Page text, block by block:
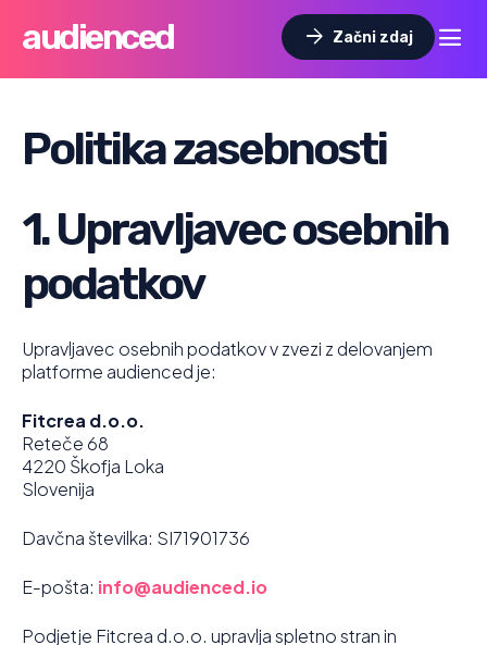
audienced arrow_forward Začni zdaj dehaze
Politika zasebnosti
1. Upravljavec osebnih
podatkov
Upravljavec osebnih podatkov v zvezi z delovanjem
platforme audienced je:
Fitcrea d.o.o.
Reteče 68
4220 Škofja Loka
Slovenija
Davčna številka: SI71901736
E-pošta: info@audienced.io
Podjetje Fitcrea d.o.o. upravlja spletno stran in